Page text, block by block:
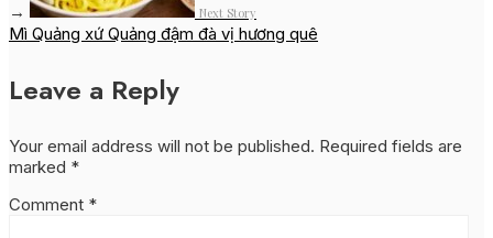
→ Next Story
Mì Quảng xứ Quảng đậm đà vị hương quê
Leave a Reply
Your email address will not be published. Required fields are
marked *
Comment *